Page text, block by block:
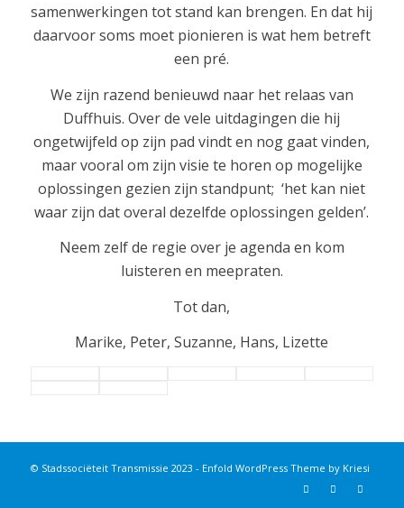
samenwerkingen tot stand kan brengen. En dat hij
daarvoor soms moet pionieren is wat hem betreft
een pré.
We zijn razend benieuwd naar het relaas van
Duffhuis. Over de vele uitdagingen die hij
ongetwijfeld op zijn pad vindt en nog gaat vinden,
maar vooral om zijn visie te horen op mogelijke
oplossingen gezien zijn standpunt; ‘het kan niet
waar zijn dat overal dezelfde oplossingen gelden’.
Neem zelf de regie over je agenda en kom
luisteren en meepraten.
Tot dan,
Marike, Peter, Suzanne, Hans, Lizette
© Stadssociëteit Transmissie 2023 - Enfold WordPress Theme by Kriesi